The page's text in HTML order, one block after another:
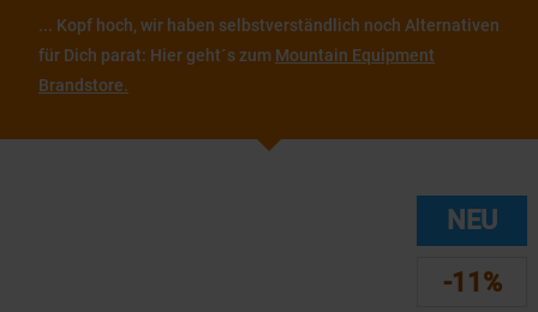
... Kopf hoch, wir haben selbstverständlich noch Alternativen
für Dich parat: Hier geht´s zum Mountain Equipment
Brandstore.
NEU
-11%